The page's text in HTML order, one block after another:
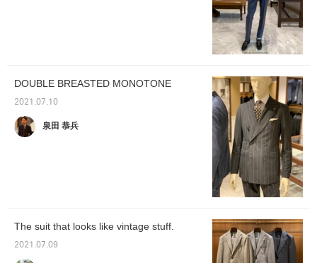
DOUBLE BREASTED MONOTONE
2021.07.10
泉田 恭兵
The suit that looks like vintage stuff.
2021.07.09